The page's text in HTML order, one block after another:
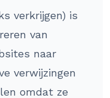
verkrijgen) is
van
naar
verwijzingen
omdat ze